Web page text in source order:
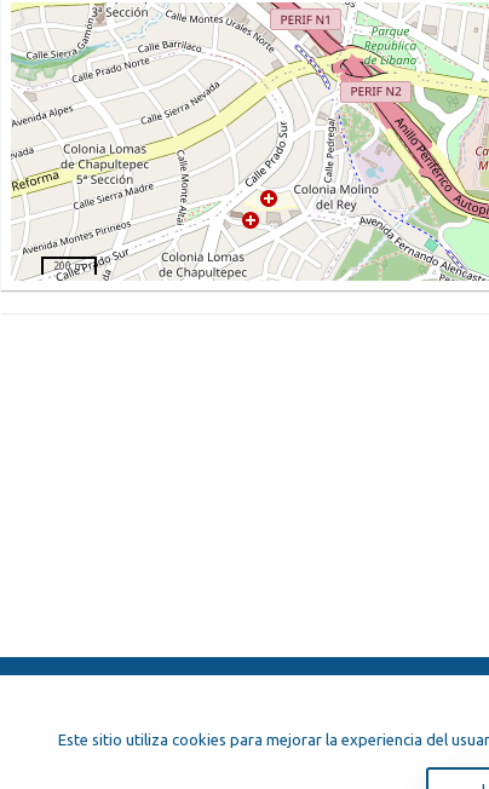
200 m
Este sitio utiliza cookies para mejorar la experiencia del